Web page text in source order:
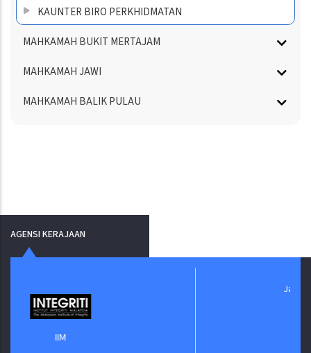
KAUNTER BIRO PERKHIDMATAN
MAHKAMAH BUKIT MERTAJAM
MAHKAMAH JAWI
MAHKAMAH BALIK PULAU
AGENSI KERAJAAN
Jabatan Digital Negara